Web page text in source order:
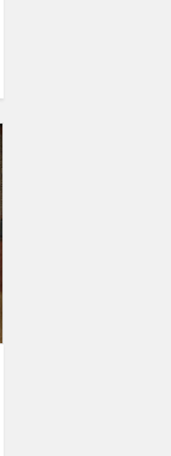
kalbos
raiškiojo
skaitymo